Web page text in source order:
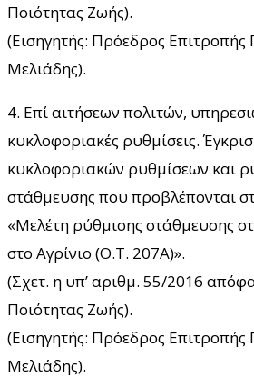
Ποιότητας Ζωής).
(Εισηγητής: Πρόεδρος Επιτροπής
Μελιάδης).
4. Επί αιτήσεων πολιτών,
κυκλοφοριακές ρυθμίσεις.
κυκλοφοριακών ρυθμίσεων και
στάθμευσης που προβλέπονται
«Μελέτη ρύθμισης στάθμευσης
στο Αγρίνιο (Ο.Τ. 207Α)».
(Σχετ. η υπ’ αριθμ. 55/2016
Ποιότητας Ζωής).
(Εισηγητής: Πρόεδρος Επιτροπής
Μελιάδης).